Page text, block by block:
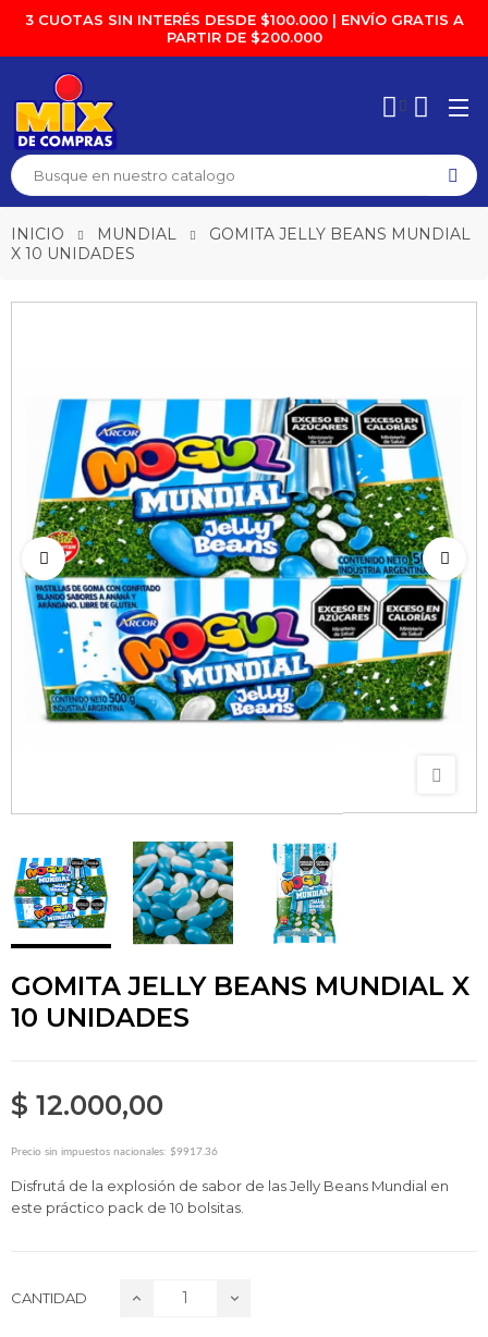
3 CUOTAS SIN INTERÉS DESDE $100.000 | ENVÍO GRATIS A
PARTIR DE $200.000
INICIO MUNDIAL
GOMITA JELLY BEANS MUNDIAL
X 10 UNIDADES
GOMITA JELLY BEANS MUNDIAL X
10 UNIDADES
$ 12.000,00
Precio sin impuestos nacionales: $9917.36
Disfrutá de la explosión de sabor de las Jelly Beans Mundial en
este práctico pack de 10 bolsitas.
CANTIDAD